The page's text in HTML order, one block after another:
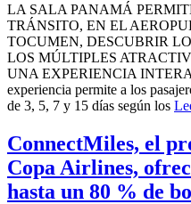
LA SALA PANAMÁ
TRÁNSITO, EN EL
TOCUMEN, DESCUBRIR
LOS MÚLTIPLES
UNA EXPERIENCIA
experiencia permite a los
de 3, 5, 7 y 15 días según los
ConnectMiles, el
Copa Airlines,
hasta un 80 % de